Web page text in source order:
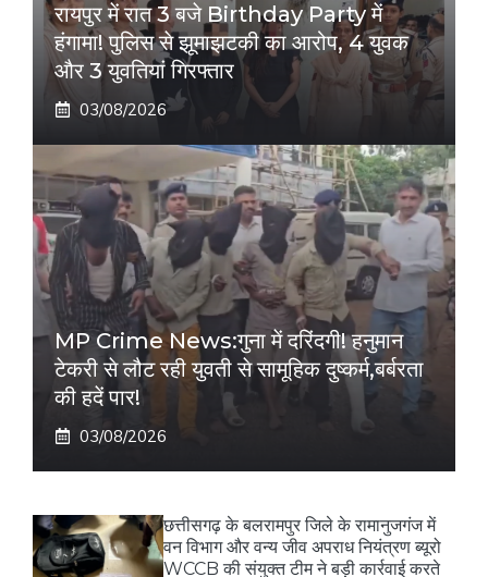
रायपुर में रात 3 बजे Birthday Party में
हंगामा! पुलिस से झूमाझटकी का आरोप, 4 युवक
और 3 युवतियां गिरफ्तार
03/08/2026
MP Crime News:गुना में दरिंदगी! हनुमान
टेकरी से लौट रही युवती से सामूहिक दुष्कर्म,बर्बरता
की हदें पार!
03/08/2026
छत्तीसगढ़ के बलरामपुर जिले के रामानुजगंज में
वन विभाग और वन्य जीव अपराध नियंत्रण ब्यूरो
WCCB की संयुक्त टीम ने बड़ी कार्रवाई करते